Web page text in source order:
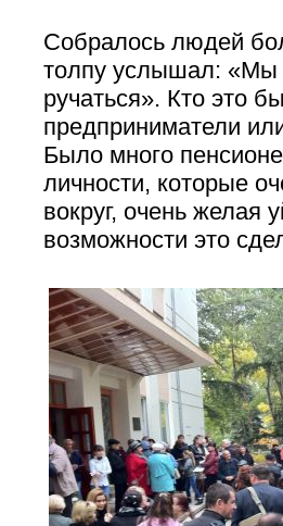
Собралось людей
толпу услышал: «Мы
ручаться». Кто это
предприниматели
Было много
личности, которые
вокруг, очень
возможности это